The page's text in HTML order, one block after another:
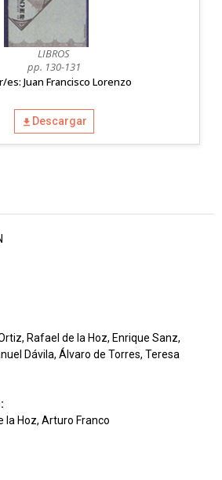
LIBROS
pp. 130-131
es: Juan Francisco Lorenzo
Descargar
Rafael de la Hoz, Enrique Sanz,
Dávila, Álvaro de Torres, Teresa
la Hoz, Arturo Franco